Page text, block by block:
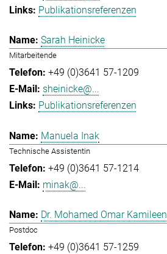
Publikationsreferenzen
Sarah Heinicke
Mitarbeitende
+49 (0)3641 57-1209
sheinicke@...
Publikationsreferenzen
Manuela Inak
Technische Assistentin
+49 (0)3641 57-1214
minak@...
Dr. Mohamed Omar Kamileen
Postdoc
+49 (0)3641 57-1259